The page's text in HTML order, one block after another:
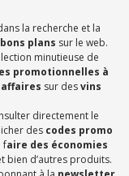
la recherche et la
bons plans sur le web.
minutieuse de
promotionnelles à
sur desvins
directement le
des codes promo
faire des économies
bien d’autres produits.